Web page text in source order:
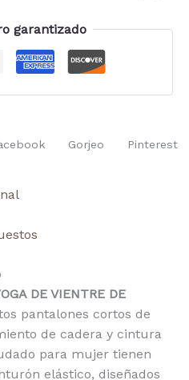
garantizado
Gorjeo Pinterest
DE VIENTRE DE
pantalones cortos de
de cadera y cintura
para mujer tienen
elástico, diseñados